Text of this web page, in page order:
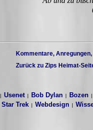
Kommentare,
Zurück zu Zips Heimat-
| Usenet | Bob Dylan | Bozen
Star Trek | Webdesign |